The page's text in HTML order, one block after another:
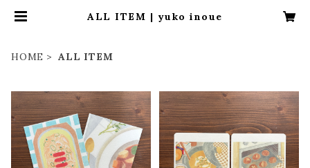
ALL ITEM | yuko inoue
HOME ALL ITEM